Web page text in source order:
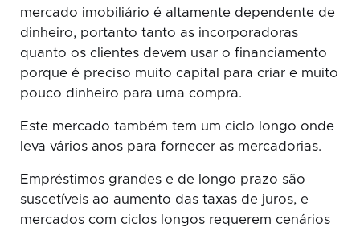
mercado imobiliário é altamente dependente de
dinheiro, portanto tanto as incorporadoras
quanto os clientes devem usar o financiamento
porque é preciso muito capital para criar e muito
pouco dinheiro para uma compra.
Este mercado também tem um ciclo longo onde
leva vários anos para fornecer as mercadorias.
Empréstimos grandes e de longo prazo são
suscetíveis ao aumento das taxas de juros, e
mercados com ciclos longos requerem cenários